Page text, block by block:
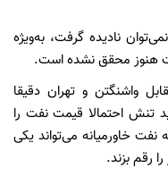
نادیده گرفت، به‌ویژه
هنوز محقق نشده است.
واشنگتن و تهران دقیقا
تنش احتمالا قیمت نفت را
خاورمیانه می‌تواند یکی
رقم بزند.